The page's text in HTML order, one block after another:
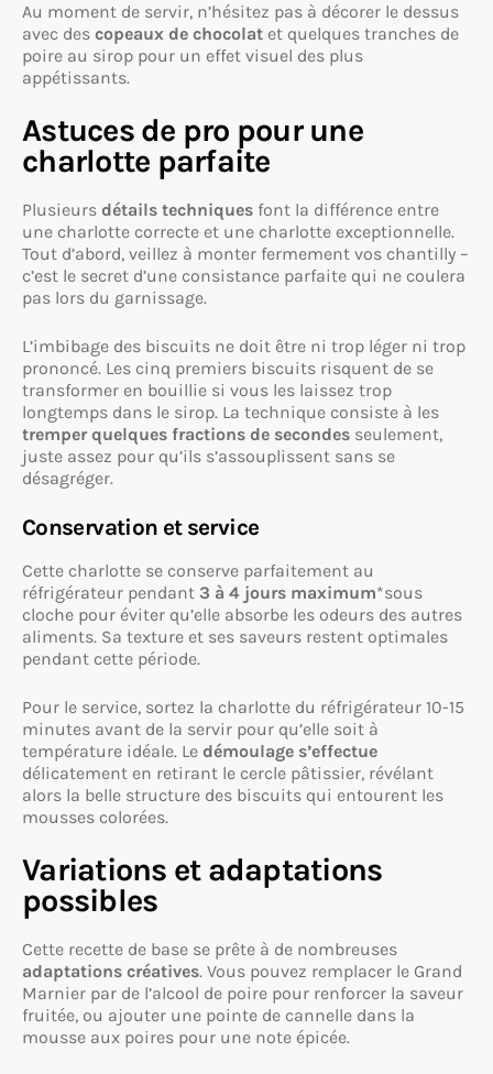
Au moment de servir, n’hésitez pas à décorer le dessus
avec des copeaux de chocolat et quelques tranches de
poire au sirop pour un effet visuel des plus
appétissants.
Astuces de pro pour une
charlotte parfaite
Plusieurs détails techniques font la différence entre
une charlotte correcte et une charlotte exceptionnelle.
Tout d’abord, veillez à monter fermement vos chantilly –
c’est le secret d’une consistance parfaite qui ne coulera
pas lors du garnissage.
L’imbibage des biscuits ne doit être ni trop léger ni trop
prononcé. Les cinq premiers biscuits risquent de se
transformer en bouillie si vous les laissez trop
longtemps dans le sirop. La technique consiste à les
tremper quelques fractions de secondes seulement,
juste assez pour qu’ils s’assouplissent sans se
désagréger.
Conservation et service
Cette charlotte se conserve parfaitement au
réfrigérateur pendant 3 à 4 jours maximum*sous
cloche pour éviter qu’elle absorbe les odeurs des autres
aliments. Sa texture et ses saveurs restent optimales
pendant cette période.
Pour le service, sortez la charlotte du réfrigérateur 10-15
minutes avant de la servir pour qu’elle soit à
température idéale. Le démoulage s’effectue
délicatement en retirant le cercle pâtissier, révélant
alors la belle structure des biscuits qui entourent les
mousses colorées.
Variations et adaptations
possibles
Cette recette de base se prête à de nombreuses
adaptations créatives. Vous pouvez remplacer le Grand
Marnier par de l’alcool de poire pour renforcer la saveur
fruitée, ou ajouter une pointe de cannelle dans la
mousse aux poires pour une note épicée.